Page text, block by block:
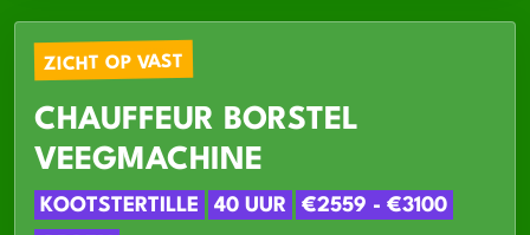
ZICHT OP VAST
CHAUFFEUR BORSTEL
VEEGMACHINE
KOOTSTERTILLE 40 UUR
€2559 - €3100